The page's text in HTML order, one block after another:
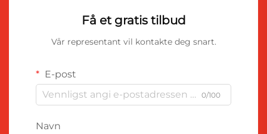
Få et gratis tilbud
Vår representant vil kontakte deg snart.
E-post
0/100
Navn